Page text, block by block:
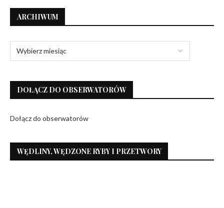
ARCHIWUM
DOŁĄCZ DO OBSERWATORÓW
Dołącz do obserwatorów
WĘDLINY, WĘDZONE RYBY I PRZETWORY